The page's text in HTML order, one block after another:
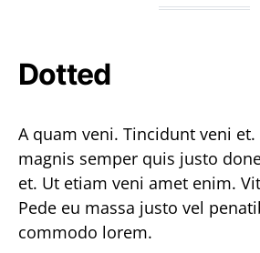
Dotted
A quam veni. Tincidunt veni
magnis semper quis justo
et. Ut etiam veni amet enim.
Pede eu massa justo vel
commodo lorem.